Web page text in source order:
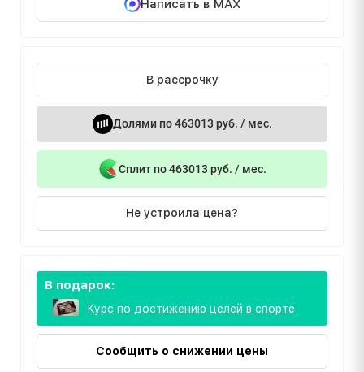
Написать в MAX
В рассрочку
Долями по 463013 руб. / мес.
Сплит по 463013 руб. / мес.
Не устроила цена?
В подарок:
Курс по достижению целей в спорте
Сообщить о снижении цены